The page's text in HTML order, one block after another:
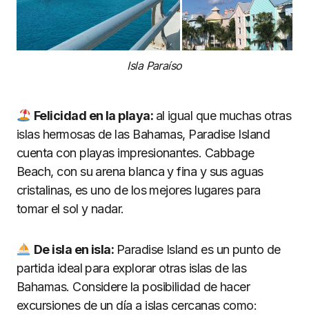
Isla Paraíso
Felicidad en la playa: al igual que muchas otras
islas hermosas de las Bahamas, Paradise Island
cuenta con playas impresionantes. Cabbage
Beach, con su arena blanca y fina y sus aguas
cristalinas, es uno de los mejores lugares para
tomar el sol y nadar.
De isla en isla: Paradise Island es un punto de
partida ideal para explorar otras islas de las
Bahamas. Considere la posibilidad de hacer
excursiones de un día a islas cercanas como: